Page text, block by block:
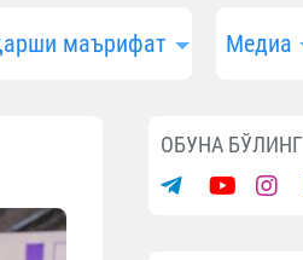
маърифат Медиа
ОБУНА БЎЛИНГ